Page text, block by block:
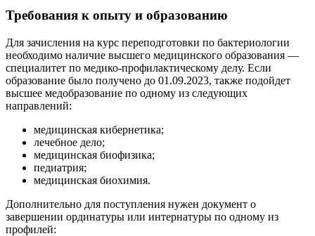
Требования к опыту и образованию
Для зачисления на курс переподготовки по бактериологии
необходимо наличие высшего медицинского образования —
специалитет по медико-профилактическому делу. Если
образование было получено до 01.09.2023, также подойдет
высшее медобразование по одному из следующих
направлений:
медицинская кибернетика;
лечебное дело;
медицинская биофизика;
педиатрия;
медицинская биохимия.
Дополнительно для поступления нужен документ о
завершении ординатуры или интернатуры по одному из
профилей: